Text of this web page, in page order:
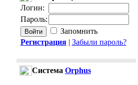
Логин:
Пароль:
Запомнить
Регистрация| Забыли пароль?
Cистема Orphus